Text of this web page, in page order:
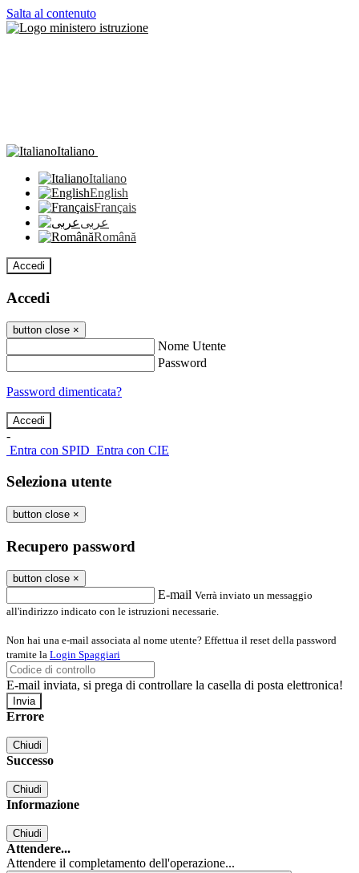
Salta al contenuto
Italiano
Italiano
English
Français
عربى
Română
Accedi
Accedi
button close ×
Nome Utente
Password
Password dimenticata?
-
Entra con SPID Entra con CIE
Seleziona utente
button close ×
Recupero password
button close ×
E-mail Verrà inviato un messaggio
all'indirizzo indicato con le istruzioni necessarie.
Non hai una e-mail associata al nome utente? Effettua il reset della password
tramite la Login Spaggiari
E-mail inviata, si prega di controllare la casella di posta elettronica!
Errore
Chiudi
Successo
Chiudi
Informazione
Chiudi
Attendere...
Attendere il completamento dell'operazione...